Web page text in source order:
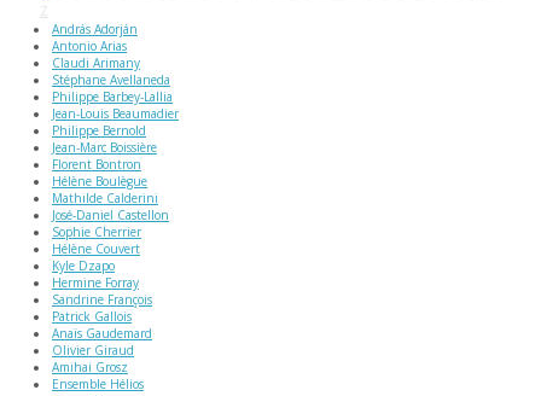
Z
András Adorján
Antonio Arias
Claudi Arimany
Stéphane Avellaneda
Philippe Barbey-Lallia
Jean-Louis Beaumadier
Philippe Bernold
Jean-Marc Boissière
Florent Bontron
Hélène Boulègue
Mathilde Calderini
José-Daniel Castellon
Sophie Cherrier
Hélène Couvert
Kyle Dzapo
Hermine Forray
Sandrine François
Patrick Gallois
Anaïs Gaudemard
Olivier Giraud
Amihai Grosz
Ensemble Hélios